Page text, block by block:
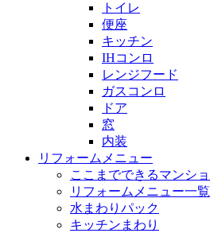
トイレ
便座
キッチン
IHコンロ
レンジフード
ガスコンロ
ドア
窓
内装
リフォームメニュー
ここまでできるマンシ
リフォームメニュー一覧
水まわりパック
キッチンまわり